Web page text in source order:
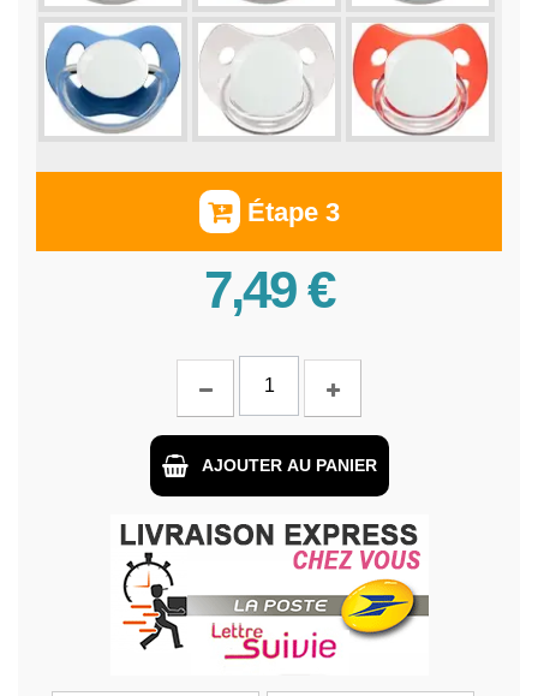
Étape 3
7,49 €
AJOUTER AU PANIER